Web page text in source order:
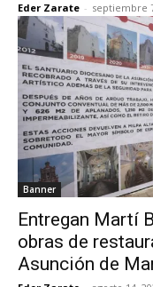
Eder Zarate - septiembre
Banner
Entregan Martí
obras de
Asunción de